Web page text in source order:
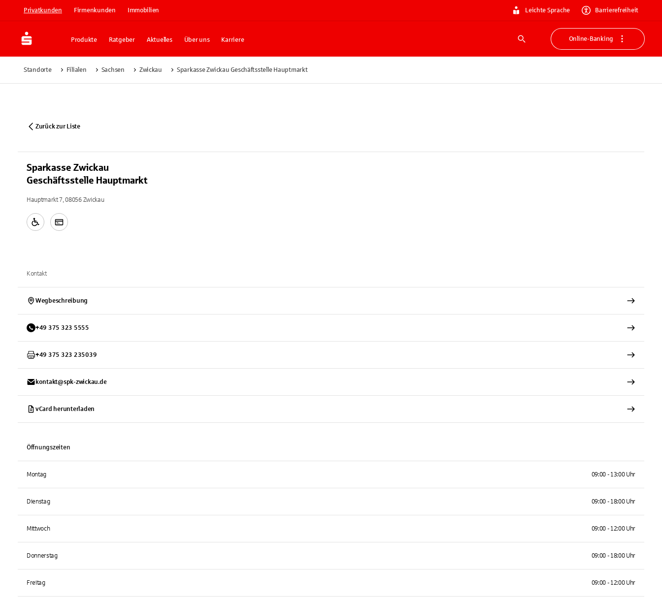
Privatkunden Firmenkunden Immobilien Leichte Sprache Barrierefreiheit
Produkte Ratgeber Aktuelles Über uns Karriere
Suche
Online-Banking
Standorte Filialen Sachsen Zwickau Sparkasse Zwickau Geschäftsstelle Hauptmarkt
Zurück zur Liste
Sparkasse Zwickau
Geschäftsstelle Hauptmarkt
Hauptmarkt 7, 08056 Zwickau
Kontakt
Wegbeschreibung
+49 375 323 5555
+49 375 323 235039
kontakt@spk-zwickau.de
vCard herunterladen
Öffnungszeiten
Montag 09:00 - 13:00 Uhr
Dienstag 09:00 - 18:00 Uhr
Mittwoch 09:00 - 12:00 Uhr
Donnerstag 09:00 - 18:00 Uhr
Freitag 09:00 - 12:00 Uhr